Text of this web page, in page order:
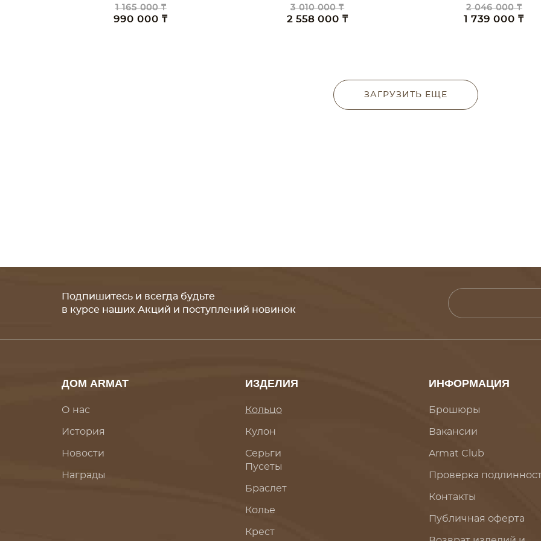
1 165 000 ₸
990 000 ₸
3 010 000 ₸
2 558 000 ₸
2 046 000 ₸
1 739 000 ₸
ЗАГРУЗИТЬ ЕЩЕ
Подпишитесь и всегда будьте
в курсе наших Акций и поступлений новинок
ДОМ ARMAT
О нас
История
Новости
Награды
ИЗДЕЛИЯ
Кольцо
Кулон
Серьги
Пусеты
Браслет
Колье
Крест
ИНФОРМАЦИЯ
Брошюры
Вакансии
Armat Club
Проверка
Контакты
Публичная оферта